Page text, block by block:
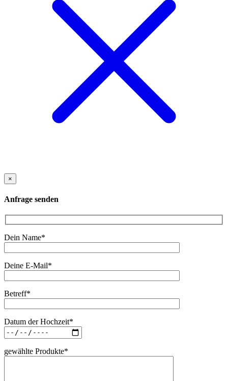
×
Anfrage senden
Dein Name*
Deine E-Mail*
Betreff*
Datum der Hochzeit*
gewählte Produkte*